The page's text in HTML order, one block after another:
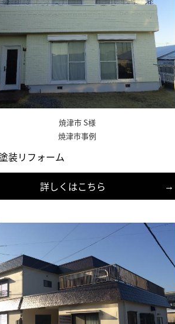
焼津市 S様
焼津市事例
装リフォーム
詳しくはこちら